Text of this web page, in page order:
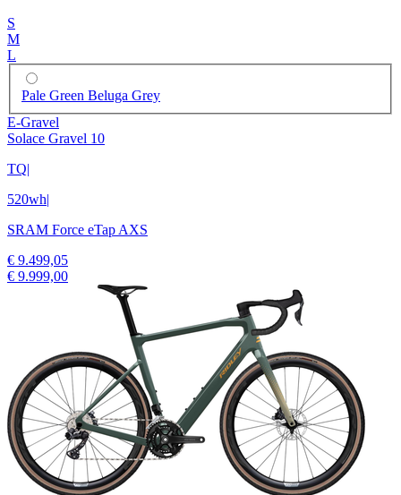
S
M
L
Pale Green Beluga Grey
E-Gravel
Solace Gravel 10
TQ|
520wh|
SRAM Force eTap AXS
€ 9.499,05
€ 9.999,00